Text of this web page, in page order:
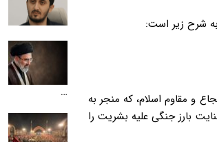
شرح زیر است:
و مقاوم اسلام، که منجر به
بارز جنگی علیه بشریت را
…